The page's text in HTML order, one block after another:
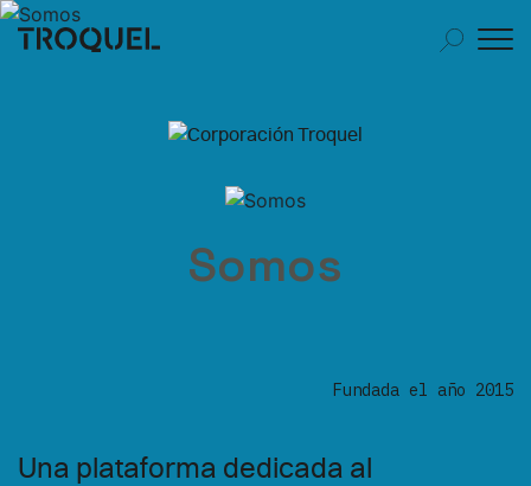
Somos
Fundada el año 2015
Una plataforma dedicada al